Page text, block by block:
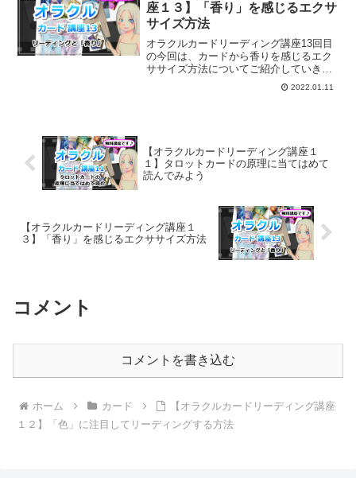
座１３】「香り」を感じるエクサ
サイズ方法
オラクルカードリーディング講座13回目
の今回は、カードから香りを感じるエク
ササイズ方法についてご紹介していきま
2022.01.11
【オラクルカードリーディング講座１
１】タロットカードの原理に当てはめて
読んでみよう
【オラクルカードリーディング講座１
３】「香り」を感じるエクササイズ方法
コメント
コメントを書き込む
ホーム カード
【オラクルカードリーディング講座
１２】「色」に注目してリーディングする方法